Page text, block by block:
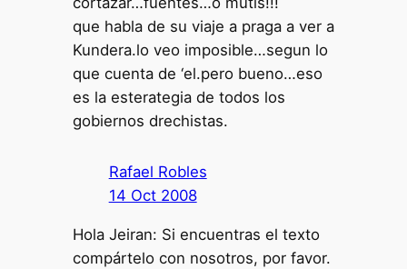
que habla de su viaje a praga a ver a
Kundera.lo veo imposible…segun lo
que cuenta de ‘el.pero bueno…eso
es la esterategia de todos los
gobiernos drechistas.
Rafael Robles
14 Oct 2008
Hola Jeiran: Si encuentras el texto
compártelo con nosotros, por favor.